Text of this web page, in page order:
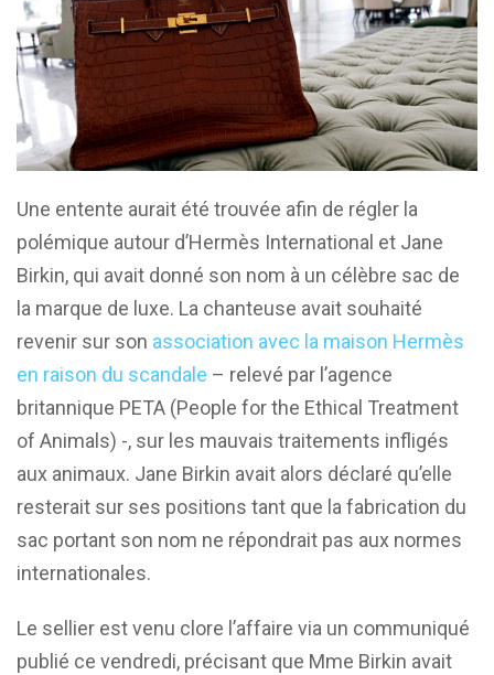
Une entente aurait été trouvée afin de régler la
polémique autour d’Hermès International et Jane
Birkin, qui avait donné son nom à un célèbre sac de
la marque de luxe. La chanteuse avait souhaité
revenir sur son association avec la maison Hermès
en raison du scandale – relevé par l’agence
britannique PETA (People for the Ethical Treatment
of Animals) -, sur les mauvais traitements infligés
aux animaux. Jane Birkin avait alors déclaré qu’elle
resterait sur ses positions tant que la fabrication du
sac portant son nom ne répondrait pas aux normes
internationales.
Le sellier est venu clore l’affaire via un communiqué
publié ce vendredi, précisant que Mme Birkin avait